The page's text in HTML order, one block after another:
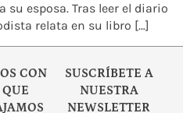
esposa. Tras leer el diario
relata en su libro […]
CON
QUE
SUSCRÍBETE A
NUESTRA
NEWSLETTER